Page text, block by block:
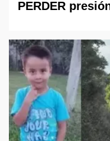
PERDER